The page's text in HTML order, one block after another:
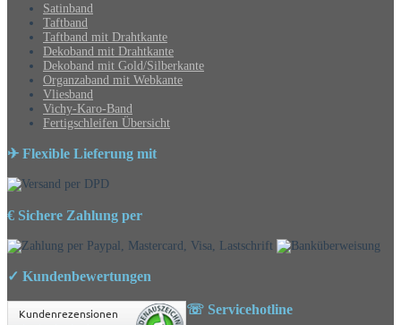
Satinband
Taftband
Taftband mit Drahtkante
Dekoband mit Drahtkante
Dekoband mit Gold/Silberkante
Organzaband mit Webkante
Vliesband
Vichy-Karo-Band
Fertigschleifen Übersicht
✈ Flexible Lieferung mit
€ Sichere Zahlung per
✓ Kundenbewertungen
Kundenrezensionen
☏ Servicehotline